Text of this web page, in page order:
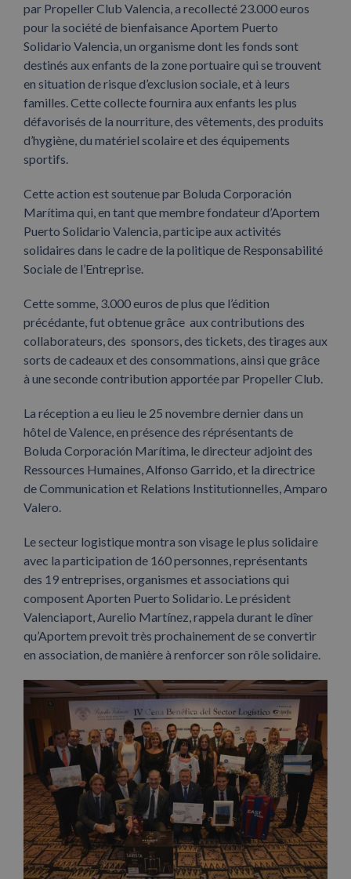
par Propeller Club Valencia, a recollecté 23.000 euros
pour la société de bienfaisance Aportem Puerto
Solidario Valencia, un organisme dont les fonds sont
destinés aux enfants de la zone portuaire qui se trouvent
en situation de risque d’exclusion sociale, et à leurs
familles. Cette collecte fournira aux enfants les plus
défavorisés de la nourriture, des vêtements, des produits
d’hygiène, du matériel scolaire et des équipements
sportifs.
Cette action est soutenue par Boluda Corporación
Marítima qui, en tant que membre fondateur d’Aportem
Puerto Solidario Valencia, participe aux activités
solidaires dans le cadre de la politique de Responsabilité
Sociale de l’Entreprise.
Cette somme, 3.000 euros de plus que l’édition
précédante, fut obtenue grâce aux contributions des
collaborateurs, des sponsors, des tickets, des tirages aux
sorts de cadeaux et des consommations, ainsi que grâce
à une seconde contribution apportée par Propeller Club.
La réception a eu lieu le 25 novembre dernier dans un
hôtel de Valence, en présence des réprésentants de
Boluda Corporación Marítima, le directeur adjoint des
Ressources Humaines, Alfonso Garrido, et la directrice
de Communication et Relations Institutionnelles, Amparo
Valero.
Le secteur logistique montra son visage le plus solidaire
avec la participation de 160 personnes, représentants
des 19 entreprises, organismes et associations qui
composent Aporten Puerto Solidario. Le président
Valenciaport, Aurelio Martínez, rappela durant le dîner
qu’Aportem prevoit très prochainement de se convertir
en association, de manière à renforcer son rôle solidaire.